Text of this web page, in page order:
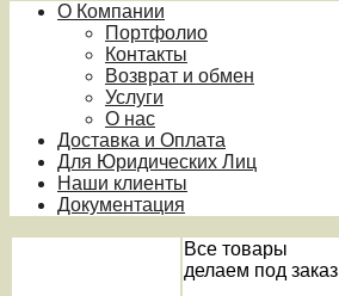
О Компании
Портфолио
Контакты
Возврат и обмен
Услуги
О нас
Доставка и Оплата
Для Юридических Лиц
Наши клиенты
Документация
Все товары
делаем под заказ